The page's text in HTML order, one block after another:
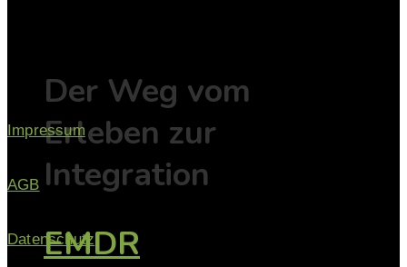
Der Weg vom
Erleben zur
Integration
EMDR
Impressum
AGB
Datenschutz